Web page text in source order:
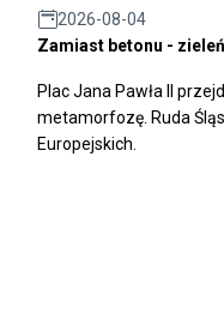
2026-08-04
Zamiast betonu - zieleń
Plac Jana Pawła II
metamorfozę. Ruda
Europejskich.